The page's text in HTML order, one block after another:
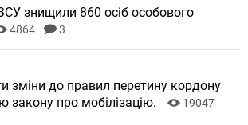
знищили 860 осіб особового
4864 3
зміни до правил перетину кордону
закону про мобілізацію.
19047